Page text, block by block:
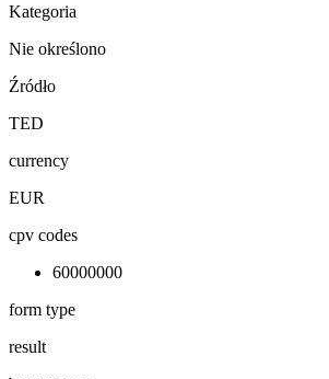
Kategoria
Nie określono
Źródło
TED
currency
EUR
cpv codes
60000000
form type
result